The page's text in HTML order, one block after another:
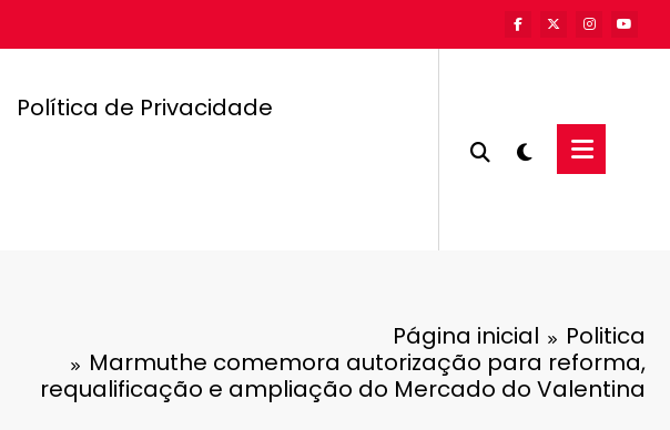
Política de Privacidade
Página inicial
Politica
Marmuthe comemora autorização para reforma,
requalificação e ampliação do Mercado do Valentina